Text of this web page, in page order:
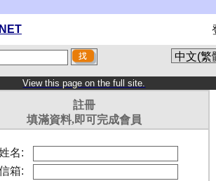
View this page on the full site.
註冊
填滿資料,即可完成會員
名:
箱: